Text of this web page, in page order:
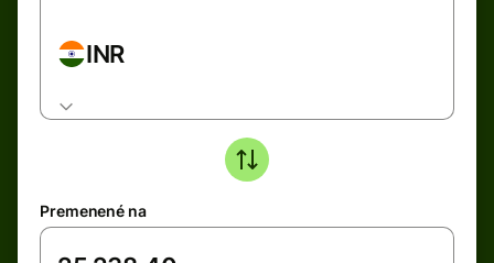
INR
Premenené na